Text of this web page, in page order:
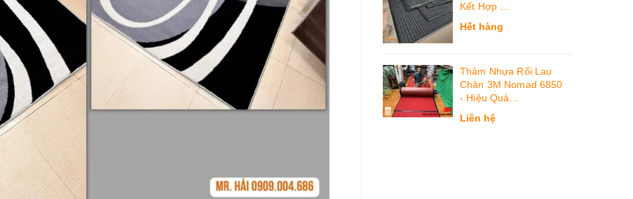
Kết Hợp ...
Hết hàng
Thảm Nhựa Rối Lau
Chân 3M Nomad 6850
- Hiệu Quả...
Liên hệ